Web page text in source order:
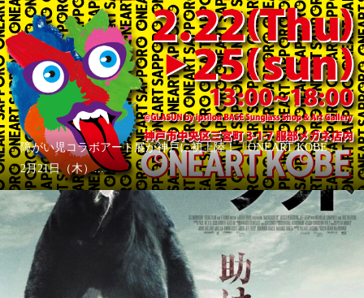
障がい児コラボアート展が神戸に初上陸！「ONEART KOBE」
2月21日（木）...